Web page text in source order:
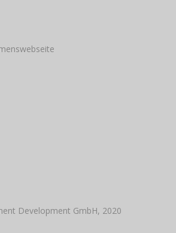
Development GmbH, 2020